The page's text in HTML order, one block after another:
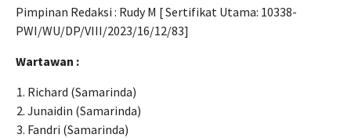
Pimpinan Redaksi : Rudy M [ Sertifikat Utama: 10338-
PWI/WU/DP/VIII/2023/16/12/83]
Wartawan :
Richard (Samarinda)
Junaidin (Samarinda)
Fandri (Samarinda)